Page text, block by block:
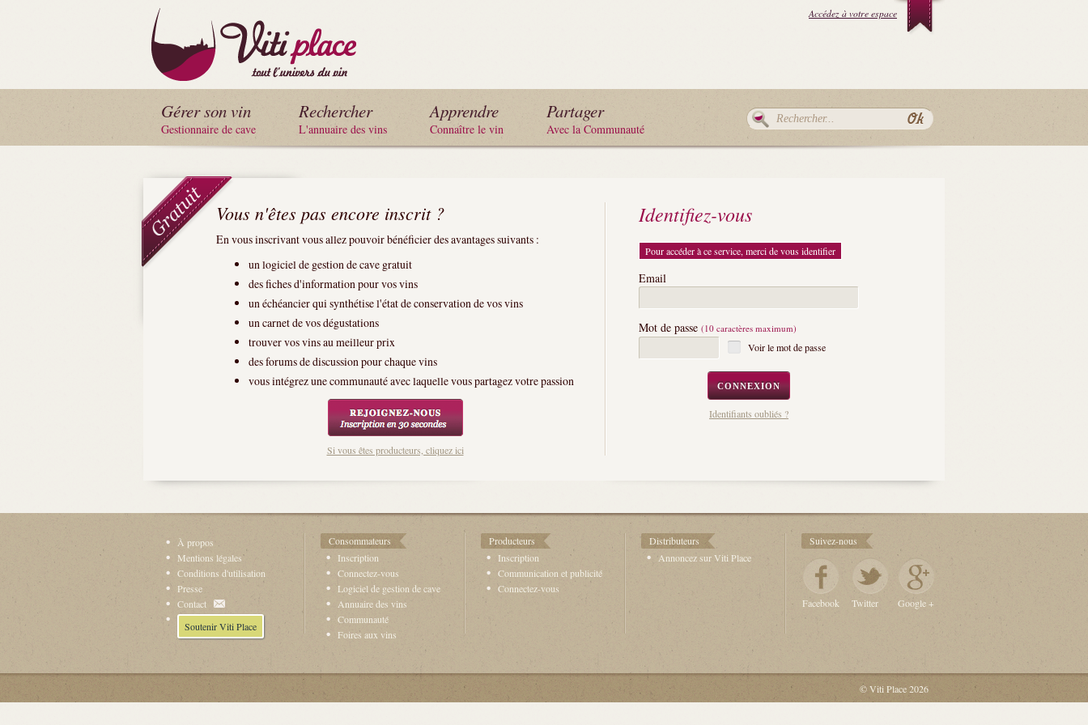
Accédez à votre espace
Gérer son vin
Gestionnaire de cave
Rechercher
L'annuaire des vins
Apprendre
Connaître le vin
Partager
Avec la Communauté
Vous n'êtes pas encore inscrit ?
En vous inscrivant vous allez pouvoir bénéficier des avantages suivants :
unlogiciel de gestion de cave gratuit
des fiches d'information pour vos vins
un échéancier qui synthétise l'état de conservation de vos vins
uncarnet de vos dégustations
trouver vos vins au meilleur prix
des forums de discussion pour chaque vins
vous intégrez une communauté avec laquelle vous partagez votre passion
Si vous êtes producteurs, cliquez ici
Identifiez-vous
Pour accéder à ce service, merci de vous identifier
Email
Mot de passe (10 caractères maximum)
Voir le mot de passe
Identifiants oubliés ?
À propos
Mentions légales
Conditions d'utilisation
Presse
Contact
Soutenir Viti Place
Consommateurs
Inscription
Connectez-vous
Logiciel de gestion de cave
Annuaire des vins
Communauté
Foires aux vins
Producteurs
Inscription
Communication et publicité
Connectez-vous
Distributeurs
Annoncez sur Viti Place
Suivez-nous
Facebook Twitter Google +
© Viti Place 2026